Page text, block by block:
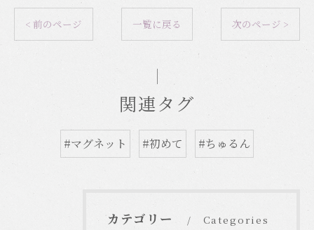
< 前のページ 一覧に戻る 次のページ >
関連タグ
#マグネット #初めて #ちゅるん
カテゴリー Categories